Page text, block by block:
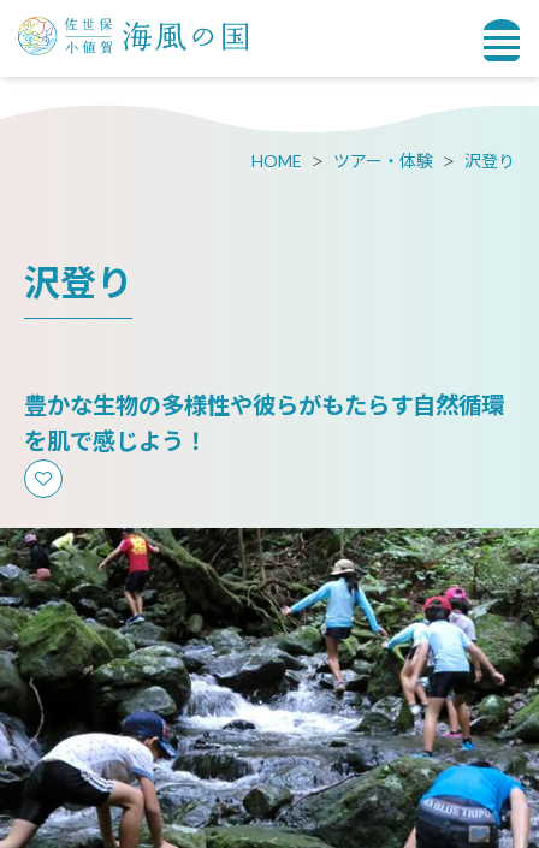
HOME ツアー・体験 沢登り
沢登り
豊かな生物の多様性や彼らがもたらす自然循環
を肌で感じよう！